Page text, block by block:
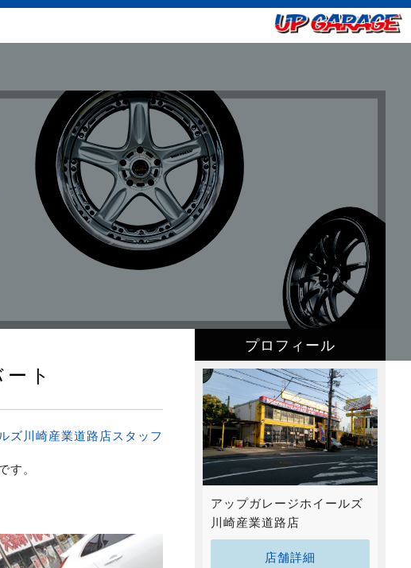
ト
ズ川崎産業道路店スタッフ
。
プロフィール
アップガレージホイールズ
川崎産業道路店
店舗詳細